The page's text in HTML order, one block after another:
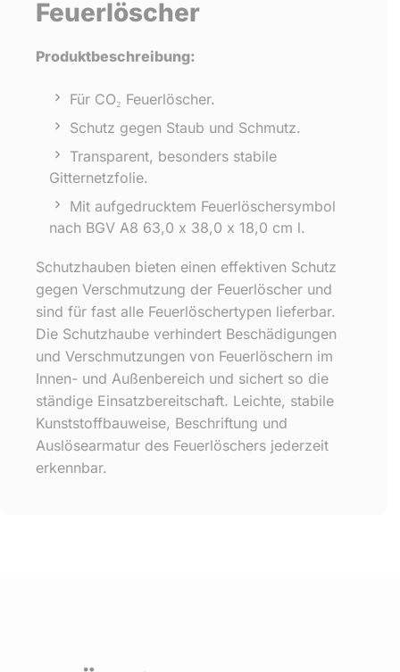
Feuerlöscher
Produktbeschreibung:
Für CO₂ Feuerlöscher.
Schutz gegen Staub und Schmutz.
Transparent, besonders stabile
Gitternetzfolie.
Mit aufgedrucktem Feuerlöschersymbol
nach BGV A8 63,0 x 38,0 x 18,0 cm l.
Schutzhauben bieten einen effektiven Schutz
gegen Verschmutzung der Feuerlöscher und
sind für fast alle Feuerlöschertypen lieferbar.
Die Schutzhaube verhindert Beschädigungen
und Verschmutzungen von Feuerlöschern im
Innen- und Außenbereich und sichert so die
ständige Einsatzbereitschaft. Leichte, stabile
Kunststoffbauweise, Beschriftung und
Auslösearmatur des Feuerlöschers jederzeit
erkennbar.